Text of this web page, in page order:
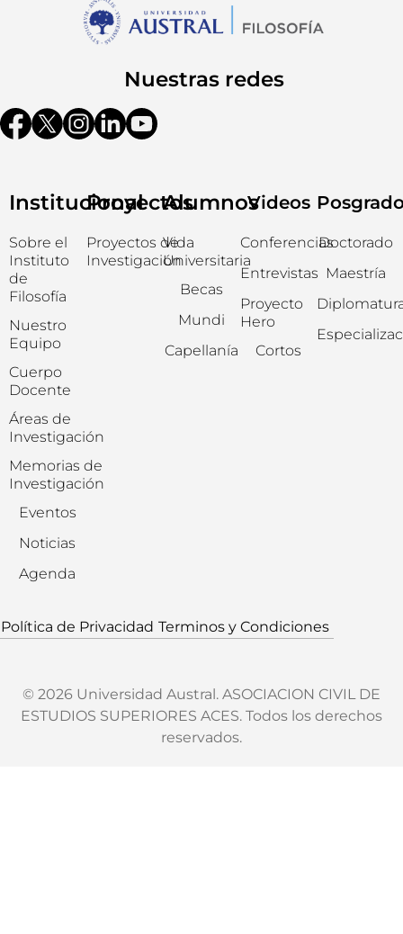
Nuestras redes
Institucional
Sobre el
Instituto
de
Filosofía
Nuestro
Equipo
Cuerpo
Docente
Áreas de
Investigación
Memorias de
Investigación
Eventos
Noticias
Agenda
Proyectos
Proyectos de
Investigación
Alumnos
Vida
Universitaria
Becas
Mundi
Capellanía
Videos
Conferencias
Entrevistas
Proyecto
Hero
Cortos
Doctorado
Maestría
Política de Privacidad Terminos y Condiciones
© 2026 Universidad Austral. ASOCIACION CIVIL DE
ESTUDIOS SUPERIORES ACES. Todos los derechos
reservados.